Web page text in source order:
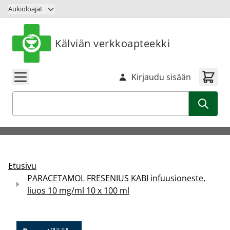
Siirry sisältöön
Aukioloajat
Kälviän verkkoapteekki
Kirjaudu sisään
Etusivu
PARACETAMOL FRESENIUS KABI infuusioneste,
liuos 10 mg/ml 10 x 100 ml